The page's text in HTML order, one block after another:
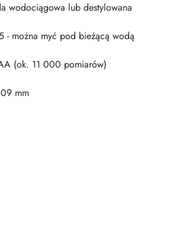
wodociągowa lub destylowana
- można myć pod bieżącą wodą
(ok. 11 000 pomiarów)
mm